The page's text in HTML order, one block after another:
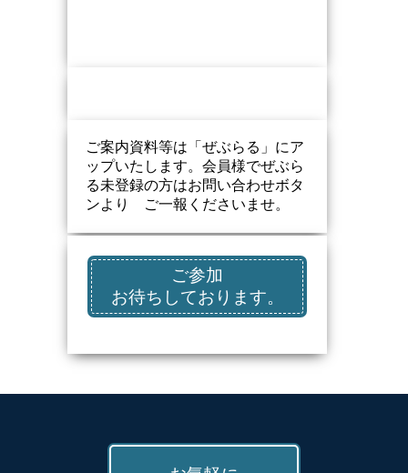
ご案内資料等は「ぜぶらる」にア
ップいたします。会員様でぜぶら
る未登録の方はお問い合わせボタ
ンより ご一報くださいませ。
ご参加
お待ちしております。